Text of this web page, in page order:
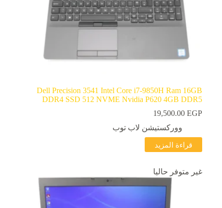
Dell Precision 3541 Intel Core i7-9850H Ram 16GB
DDR4 SSD 512 NVME Nvidia P620 4GB DDR5
19,500.00 EGP
ووركستيشن لاب توب
قراءة المزيد
غير متوفر حاليا